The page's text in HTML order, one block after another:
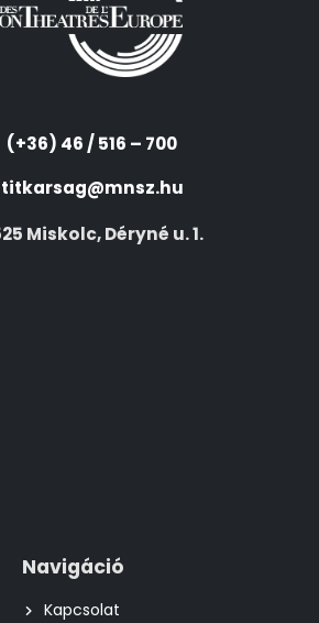
(+36) 46 / 516 – 700
titkarsag@mnsz.hu
Miskolc, Déryné u. 1.
Navigáció
Kapcsolat